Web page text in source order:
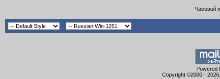
Часовой
Powered
Copyright ©2000 -